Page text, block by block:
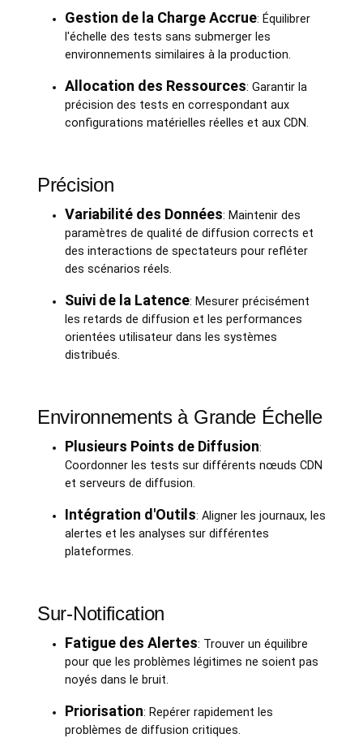
Gestion de la Charge Accrue: Équilibrer
l'échelle des tests sans submerger les
environnements similaires à la production.
Allocation des Ressources: Garantir la
précision des tests en correspondant aux
configurations matérielles réelles et aux CDN.
Précision
Variabilité des Données: Maintenir des
paramètres de qualité de diffusion corrects et
des interactions de spectateurs pour refléter
des scénarios réels.
Suivi de la Latence: Mesurer précisément
les retards de diffusion et les performances
orientées utilisateur dans les systèmes
distribués.
Environnements à Grande Échelle
Plusieurs Points de Diffusion:
Coordonner les tests sur différents nœuds CDN
et serveurs de diffusion.
Intégration d'Outils: Aligner les journaux, les
alertes et les analyses sur différentes
plateformes.
Sur-Notification
Fatigue des Alertes: Trouver un équilibre
pour que les problèmes légitimes ne soient pas
noyés dans le bruit.
Priorisation: Repérer rapidement les
problèmes de diffusion critiques.